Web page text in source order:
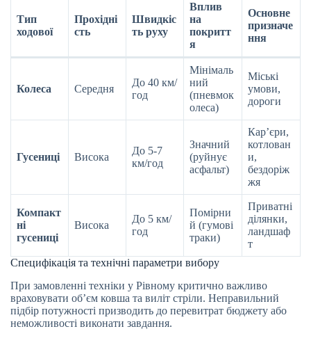
Тип
ходової
Прохідні
сть
Швидкіс
ть руху
Вплив
на
покритт
я
Основне
призначе
ння
Колеса Середня
До 40 км/
год
Мінімаль
ний
(пневмок
олеса)
Міські
умови,
дороги
Гусениці Висока
До 5-7
км/год
Значний
(руйнує
асфальт)
Кар’єри,
котлован
и,
бездоріж
жя
Компакт
ні
гусениці
Висока
До 5 км/
год
Помірни
й (гумові
траки)
Приватні
ділянки,
ландшаф
т
Специфікація та технічні параметри вибору
При замовленні техніки у Рівному критично важливо
враховувати об’єм ковша та виліт стріли. Неправильний
підбір потужності призводить до перевитрат бюджету або
неможливості виконати завдання.